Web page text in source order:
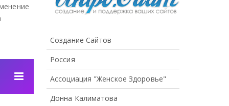
Создание Сайтов
Россия
Ассоциация "Женское Здоровье"
Донна Калиматова